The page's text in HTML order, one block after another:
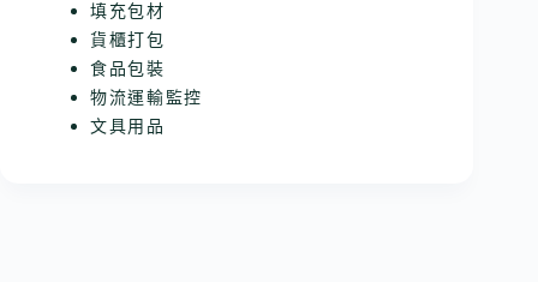
填充包材
貨櫃打包
食品包裝
物流運輸監控
文具用品